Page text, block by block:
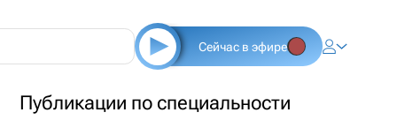
Сейчас в эфире
Публикации по специальности